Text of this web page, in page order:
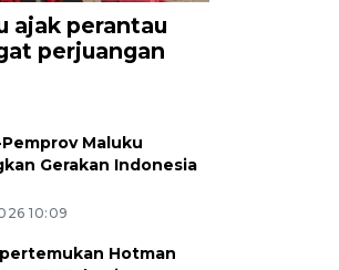
ajak perantau
perjuangan
Pemprov Maluku
Gerakan Indonesia
10:09
Hotman